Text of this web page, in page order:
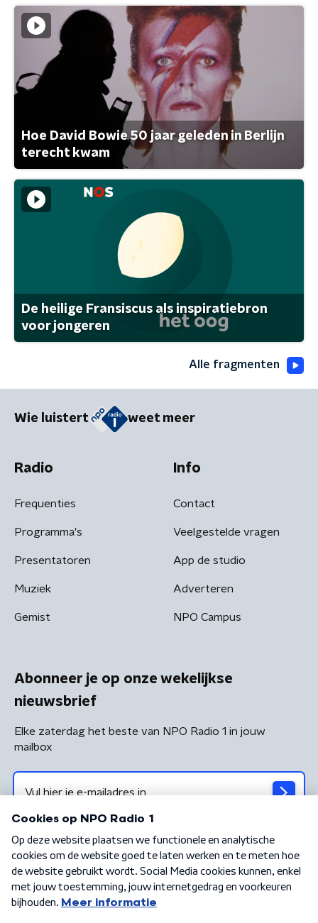
Hoe David Bowie 50 jaar geleden in Berlijn
terecht kwam
De heilige Fransiscus als inspiratiebron
voor jongeren
Alle fragmenten
Wie luistert weet meer
Radio
Frequenties
Programma's
Presentatoren
Muziek
Gemist
Info
Contact
Veelgestelde vragen
App de studio
Adverteren
NPO Campus
Abonneer je op onze wekelijkse
nieuwsbrief
Elke zaterdag het beste van NPO Radio 1 in jouw
mailbox
Algemene voorwaarden